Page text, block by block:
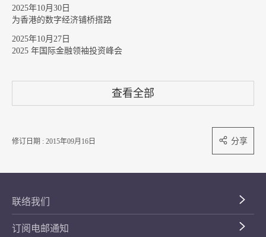
2025年10月30日
为香港的数字经济铺桥搭路
2025年10月27日
2025 年国际金融领袖投资峰会
查看全部
修订日期 : 2015年09月16日 分享
联络我们
订阅电邮通知